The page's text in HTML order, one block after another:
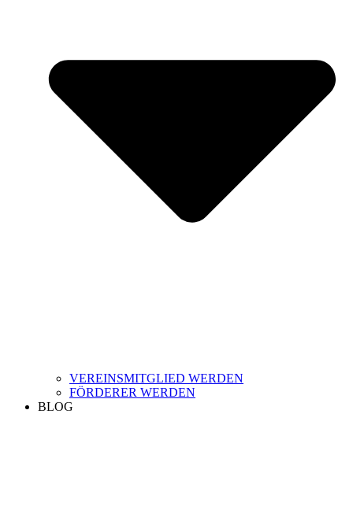
VEREINSMITGLIED WERDEN
FÖRDERER WERDEN
BLOG